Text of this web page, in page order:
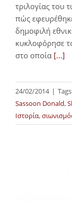
τριλογίας του
πώς
δημοφιλή
κυκλοφόρησε
στο οποία [...]
24/02/2014 |
Sassoon Donald,
Ιστορία,